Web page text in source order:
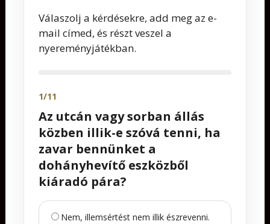
Válaszolj a kérdésekre, add meg az e-
mail címed, és részt veszel a
nyereményjátékban.
1/11
Az utcán vagy sorban állás
közben illik-e szóvá tenni, ha
zavar bennünket a
dohányhevítő eszközből
kiáradó pára?
Nem, illemsértést nem illik észrevenni.